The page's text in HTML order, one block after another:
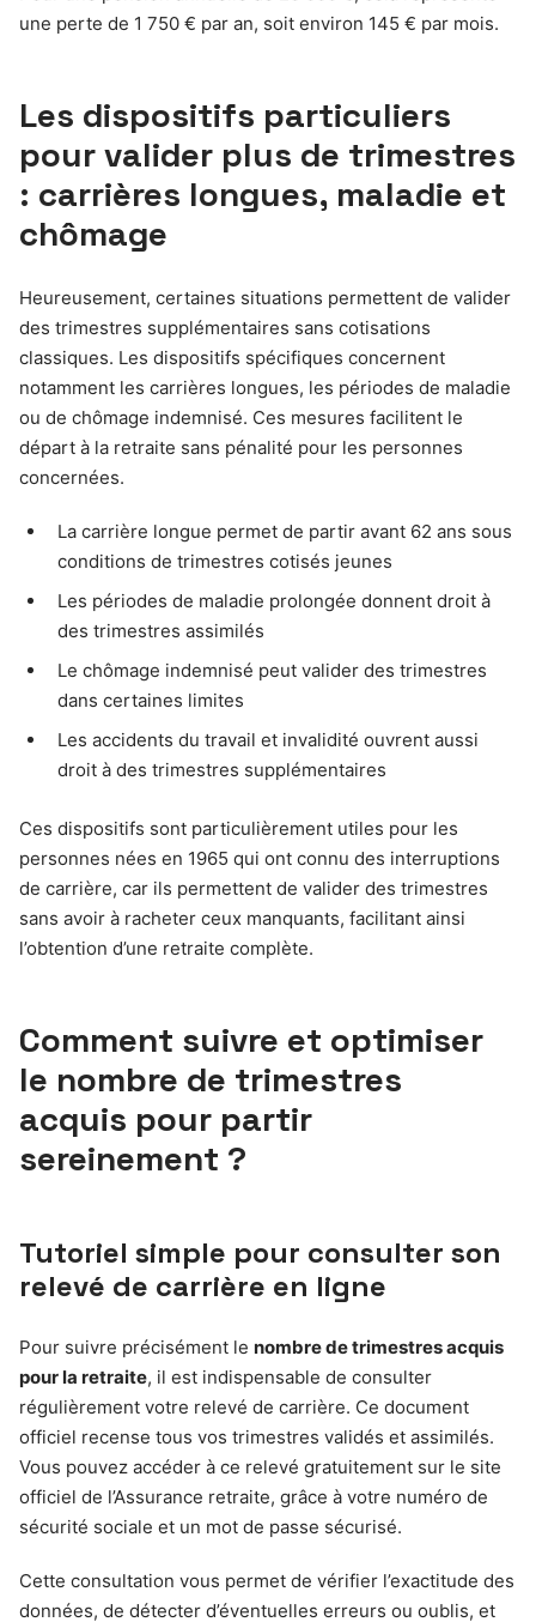
une perte de 1 750 € par an, soit environ 145 € par mois.
Les dispositifs particuliers
pour valider plus de trimestres
: carrières longues, maladie et
chômage
Heureusement, certaines situations permettent de valider
des trimestres supplémentaires sans cotisations
classiques. Les dispositifs spécifiques concernent
notamment les carrières longues, les périodes de maladie
ou de chômage indemnisé. Ces mesures facilitent le
départ à la retraite sans pénalité pour les personnes
concernées.
La carrière longue permet de partir avant 62 ans sous
conditions de trimestres cotisés jeunes
Les périodes de maladie prolongée donnent droit à
des trimestres assimilés
Le chômage indemnisé peut valider des trimestres
dans certaines limites
Les accidents du travail et invalidité ouvrent aussi
droit à des trimestres supplémentaires
Ces dispositifs sont particulièrement utiles pour les
personnes nées en 1965 qui ont connu des interruptions
de carrière, car ils permettent de valider des trimestres
sans avoir à racheter ceux manquants, facilitant ainsi
l’obtention d’une retraite complète.
Comment suivre et optimiser
le nombre de trimestres
acquis pour partir
sereinement ?
Tutoriel simple pour consulter son
relevé de carrière en ligne
Pour suivre précisément le nombre de trimestres acquis
pour la retraite, il est indispensable de consulter
régulièrement votre relevé de carrière. Ce document
officiel recense tous vos trimestres validés et assimilés.
Vous pouvez accéder à ce relevé gratuitement sur le site
officiel de l’Assurance retraite, grâce à votre numéro de
sécurité sociale et un mot de passe sécurisé.
Cette consultation vous permet de vérifier l’exactitude des
données, de détecter d’éventuelles erreurs ou oublis, et